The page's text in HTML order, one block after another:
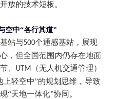
放的技术短板。
空中“各行其道”
基站与500个通感基站，展现
，但全国范围内仍存在地面
、 UTM
（无人机交通管理）
轻空中”的规划思维，导致
“天地一体化”协同。